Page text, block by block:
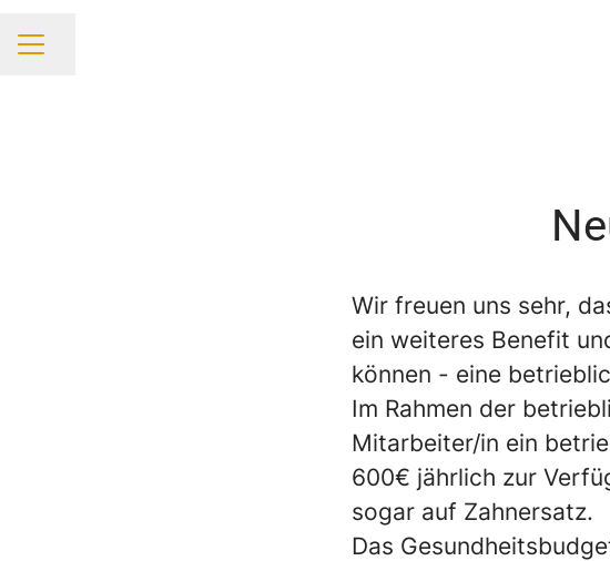
KARRIEREMENÜ
Seite teilen
Wir freuen uns sehr,
ein weiteres Benefit
können - eine
Im Rahmen der
Mitarbeiter/in ein
600€ jährlich zur
sogar auf Zahnersatz.
Das